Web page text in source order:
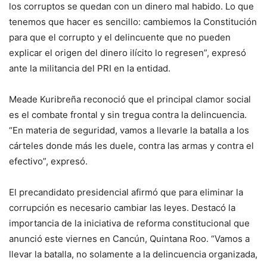
los corruptos se quedan con un dinero mal habido. Lo que
tenemos que hacer es sencillo: cambiemos la Constitución
para que el corrupto y el delincuente que no pueden
explicar el origen del dinero ilícito lo regresen”, expresó
ante la militancia del PRI en la entidad.
Meade Kuribreña reconoció que el principal clamor social
es el combate frontal y sin tregua contra la delincuencia.
“En materia de seguridad, vamos a llevarle la batalla a los
cárteles donde más les duele, contra las armas y contra el
efectivo”, expresó.
El precandidato presidencial afirmó que para eliminar la
corrupción es necesario cambiar las leyes. Destacó la
importancia de la iniciativa de reforma constitucional que
anunció este viernes en Cancún, Quintana Roo. “Vamos a
llevar la batalla, no solamente a la delincuencia organizada,